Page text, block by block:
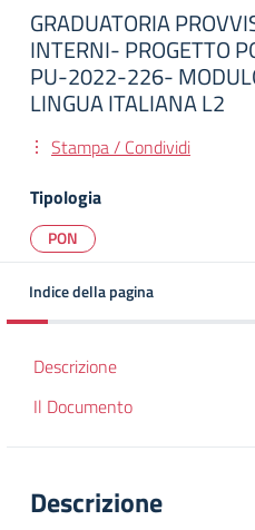
GRADUATORIA
INTERNI- PROGETTO
PU-2022-226-
LINGUA ITALIANA L2
Stampa / Condividi
Tipologia
PON
Indice della pagina
Descrizione
Il Documento
Descrizione